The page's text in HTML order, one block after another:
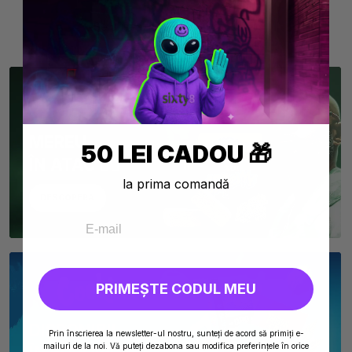
Se afiseaza 1-9 din 9 produs(e)
MEREU
ÎN ATAC 🏴‍☠️
DISPONIBIL
50 LEI CADOU 🎁
la prima comandă
PRIMEȘTE CODUL MEU
Prin înscrierea la newsletter-ul nostru, sunteți de acord să primiți e-
mailuri de la noi. Vă puteți dezabona sau modifica preferințele în orice